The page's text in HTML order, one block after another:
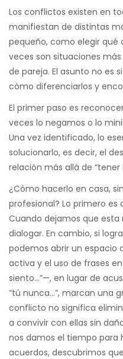
Los conflictos existen en
manifiestan de distintas
pequeño, como elegir qué
veces son situaciones
de pareja. El asunto no es
cómo diferenciarlos y
El primer paso es
veces lo negamos o lo
Una vez identificado, lo
solucionarlo, es decir, el
relación más allá de “tener
¿Cómo hacerlo en casa,
profesional? Lo primero
Cuando dejamos que esta
dialogar. En cambio, si
podemos abrir un espacio
activa y el uso de frases
siento…”—, en lugar de
“tú nunca…”, marcan una
conflicto no significa
a convivir con ellas sin
nos damos el tiempo para
acuerdos, descubrimos